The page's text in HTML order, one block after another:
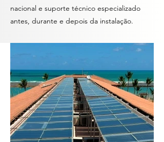
nacional e suporte técnico especializado
antes, durante e depois da instalação.